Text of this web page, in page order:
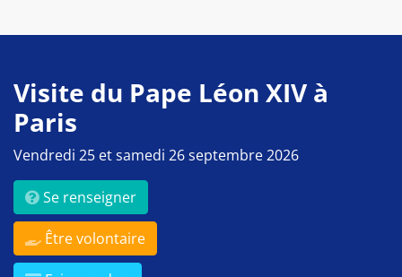
Visite du Pape Léon XIV à
Paris
Vendredi 25 et samedi 26 septembre 2026
Se renseigner
Être volontaire